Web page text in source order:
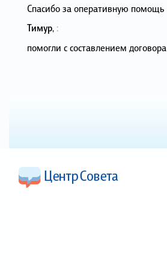
Спасибо за оперативную помощь
Тимур, :
помогли с составлением договора